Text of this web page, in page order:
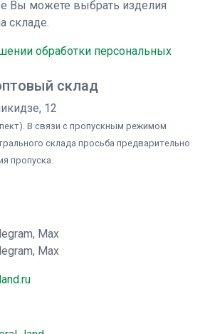
Вы можете выбрать изделия
складе.
обработки персональных
склад
12
В связи с пропускным режимом
склада просьба предварительно
пропуска.
Max
Max